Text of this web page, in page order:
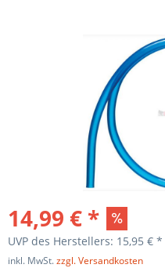
14,99 € *
UVP des Herstellers: 15,95 € *
inkl. MwSt.zzgl. Versandkosten